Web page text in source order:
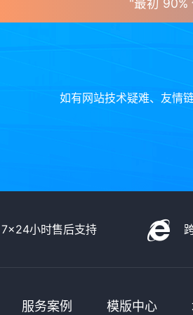
如有网站技术疑难、友情
7x24小时售后支持
服务案例 模版中心